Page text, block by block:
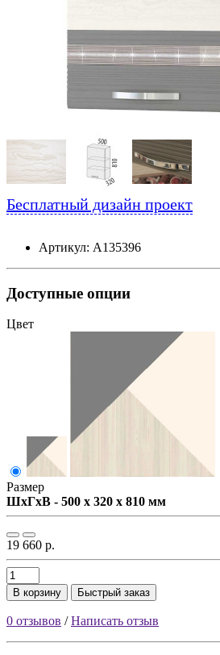
Бесплатный дизайн проект
Артикул: А135396
Доступные опции
Цвет
Размер
ШxГxВ - 500 x 320 x 810 мм
19 660 р.
В корзину Быстрый заказ
0 отзывов /Написать отзыв